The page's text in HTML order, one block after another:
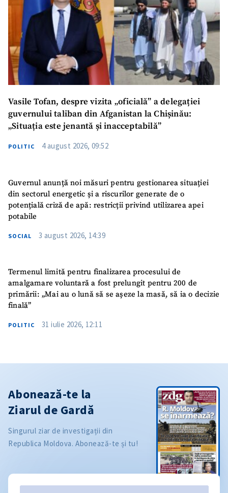
Vasile Tofan, despre vizita „oficială” a delegației
guvernului taliban din Afganistan la Chișinău:
„Situația este jenantă și inacceptabilă”
POLITIC 4 august 2026, 09:52
Guvernul anunță noi măsuri pentru gestionarea situației
din sectorul energetic și a riscurilor generate de o
potențială criză de apă: restricții privind utilizarea apei
potabile
SOCIAL 3 august 2026, 14:39
Termenul limită pentru finalizarea procesului de
amalgamare voluntară a fost prelungit pentru 200 de
primării: „Mai au o lună să se așeze la masă, să ia o decizie
finală”
POLITIC 31 iulie 2026, 12:11
Abonează-te la
Ziarul de Gardă
Singurul ziar de investigații din
Republica Moldova. Abonează-te și tu!